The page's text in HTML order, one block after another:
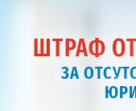
ШТРАФ ОТ
ЗА